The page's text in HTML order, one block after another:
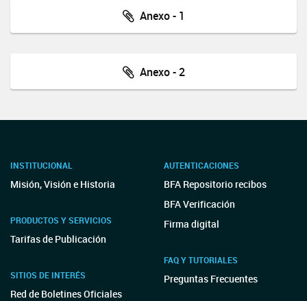
Anexo - 1
Anexo - 2
INSTITUCIONAL
Misión, Visión e Historia
PRODUCTOS Y SERVICIOS
Tarifas de Publicación
SITIOS DE INTERÉS
Red de Boletines Oficiales
AUTENTICACIONES
BFA Repositorio recibos
BFA Verificación
Firma digital
FAQ Y TUTORIALES
Preguntas Frecuentes